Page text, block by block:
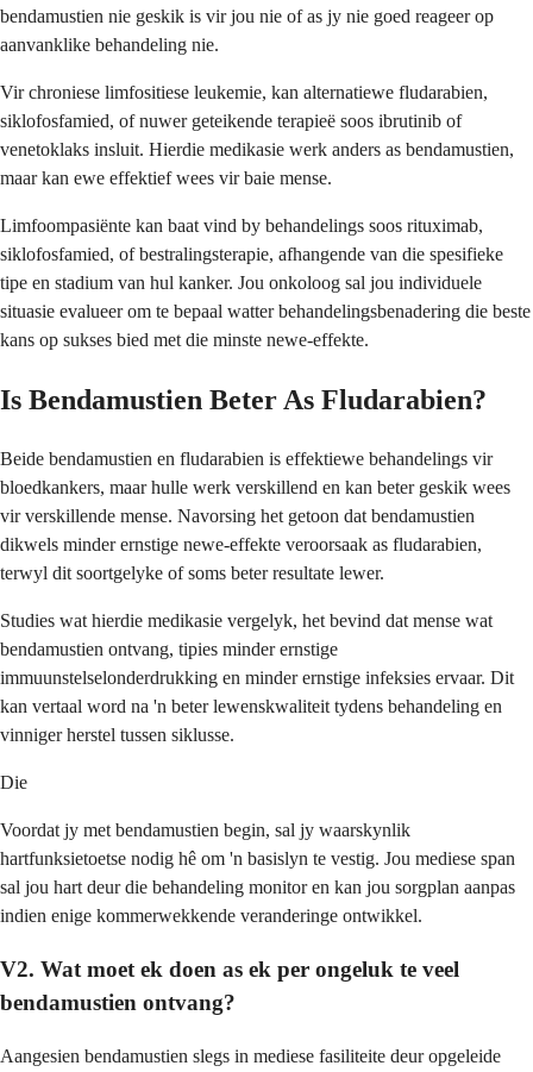
bendamustien nie geskik is vir jou nie of as jy nie goed reageer op
aanvanklike behandeling nie.
Vir chroniese limfositiese leukemie, kan alternatiewe fludarabien,
siklofosfamied, of nuwer geteikende terapieë soos ibrutinib of
venetoklaks insluit. Hierdie medikasie werk anders as bendamustien,
maar kan ewe effektief wees vir baie mense.
Limfoompasiënte kan baat vind by behandelings soos rituximab,
siklofosfamied, of bestralingsterapie, afhangende van die spesifieke
tipe en stadium van hul kanker. Jou onkoloog sal jou individuele
situasie evalueer om te bepaal watter behandelingsbenadering die beste
kans op sukses bied met die minste newe-effekte.
Is Bendamustien Beter As Fludarabien?
Beide bendamustien en fludarabien is effektiewe behandelings vir
bloedkankers, maar hulle werk verskillend en kan beter geskik wees
vir verskillende mense. Navorsing het getoon dat bendamustien
dikwels minder ernstige newe-effekte veroorsaak as fludarabien,
terwyl dit soortgelyke of soms beter resultate lewer.
Studies wat hierdie medikasie vergelyk, het bevind dat mense wat
bendamustien ontvang, tipies minder ernstige
immuunstelselonderdrukking en minder ernstige infeksies ervaar. Dit
kan vertaal word na 'n beter lewenskwaliteit tydens behandeling en
vinniger herstel tussen siklusse.
Die
Voordat jy met bendamustien begin, sal jy waarskynlik
hartfunksietoetse nodig hê om 'n basislyn te vestig. Jou mediese span
sal jou hart deur die behandeling monitor en kan jou sorgplan aanpas
indien enige kommerwekkende veranderinge ontwikkel.
V2. Wat moet ek doen as ek per ongeluk te veel
bendamustien ontvang?
Aangesien bendamustien slegs in mediese fasiliteite deur opgeleide